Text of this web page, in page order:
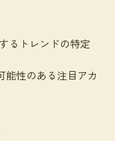
るトレンドの特定
能性のある注目アカ